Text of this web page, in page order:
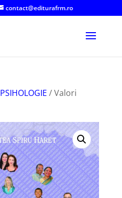
contact@editurafrm.ro
PSIHOLOGIE / Valori